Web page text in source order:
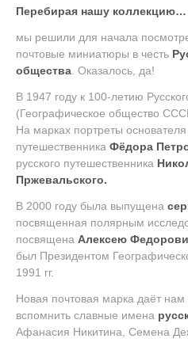
Перебирая нашу коллекцию…
мы решили для начала
почтовые миниатюры в честь
общества . Оказалось, да!
В 1947 году к 100-летию
(Географическое общество
На марках портреты
путешественника Фёдора
русского путешественника
Пржевальского.
В 2000 году была выпущена
посвященная полярным
посвящена Алексею
был Президентом
1991 гг.
Новая почтовая марка даёт
вспомнить славные имена
Афанасия Никитина, Семена